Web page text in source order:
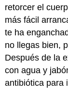
retorcer el
más fácil
te ha
no llegas bien,
Después de la
con agua y
antibiótica para